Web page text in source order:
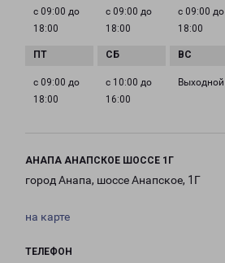
с 09:00 до
18:00
с 09:00 до
18:00
с 09:00 до
18:00
с 09:00 до
18:00
с 10:00 до
16:00
Выходной
АНАПА АНАПСКОЕ ШОССЕ 1Г
город Анапа, шоссе Анапское, 1Г
на карте
ТЕЛЕФОН